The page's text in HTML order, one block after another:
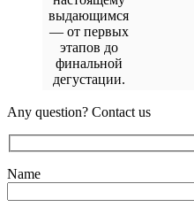
выдающимся
— от первых
этапов до
финальной
дегустации.
Any question? Contact us
Name